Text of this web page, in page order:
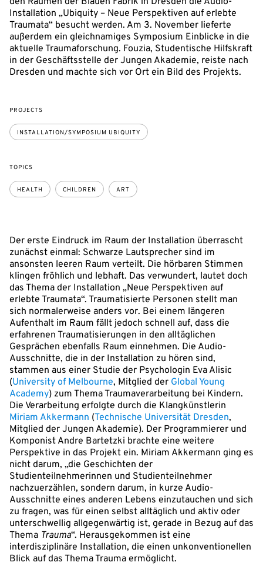
Installation „Ubiquity – Neue Perspektiven auf erlebte
Traumata“ besucht werden. Am 3. November lieferte
außerdem ein gleichnamiges Symposium Einblicke in die
aktuelle Traumaforschung. Fouzia, Studentische Hilfskraft
in der Geschäftsstelle der Jungen Akademie, reiste nach
Dresden und machte sich vor Ort ein Bild des Projekts.
PROJECTS
INSTALLATION/SYMPOSIUM UBIQUITY
TOPICS
HEALTH CHILDREN ART
Der erste Eindruck im Raum der Installation überrascht
zunächst einmal: Schwarze Lautsprecher sind im
ansonsten leeren Raum verteilt. Die hörbaren Stimmen
klingen fröhlich und lebhaft. Das verwundert, lautet doch
das Thema der Installation „Neue Perspektiven auf
erlebte Traumata“. Traumatisierte Personen stellt man
sich normalerweise anders vor. Bei einem längeren
Aufenthalt im Raum fällt jedoch schnell auf, dass die
erfahrenen Traumatisierungen in den alltäglichen
Gesprächen ebenfalls Raum einnehmen. Die Audio-
Ausschnitte, die in der Installation zu hören sind,
stammen aus einer Studie der Psychologin Eva Alisic
(University of Melbourne, Mitglied der Global Young
Academy) zum Thema Traumaverarbeitung bei Kindern.
Die Verarbeitung erfolgte durch die Klangkünstlerin
Miriam Akkermann (Technische Universität Dresden,
Mitglied der Jungen Akademie). Der Programmierer und
Komponist Andre Bartetzki brachte eine weitere
Perspektive in das Projekt ein. Miriam Akkermann ging es
nicht darum, „die Geschichten der
Studienteilnehmerinnen und Studienteilnehmer
nachzuerzählen, sondern darum, in kurze Audio-
Ausschnitte eines anderen Lebens einzutauchen und sich
zu fragen, was für einen selbst alltäglich und aktiv oder
unterschwellig allgegenwärtig ist, gerade in Bezug auf das
Thema Trauma“. Herausgekommen ist eine
interdisziplinäre Installation, die einen unkonventionellen
Blick auf das Thema Trauma ermöglicht.